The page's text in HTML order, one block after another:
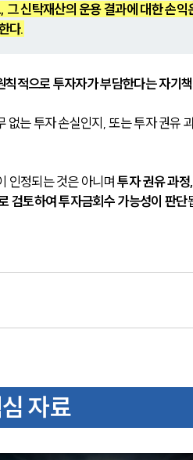
신탁재산의 운용 결과에 대한 손
다.
칙적으로 투자자가 부담한다는 자기
는 투자 손실인지, 또는 투자 권유
인정되는 것은 아니며 투자 권유 과
검토하여 투자금회수 가능성이 판단
자료